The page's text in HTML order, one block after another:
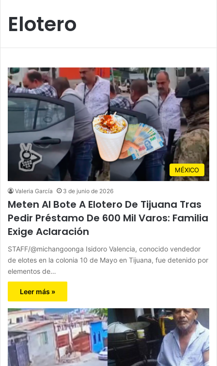
Elotero
MÉXICO
Valeria García 3 de junio de 2026
Meten Al Bote A Elotero De Tijuana Tras
Pedir Préstamo De 600 Mil Varos: Familia
Exige Aclaración
STAFF/@michangoonga Isidoro Valencia, conocido vendedor
de elotes en la colonia 10 de Mayo en Tijuana, fue detenido por
elementos de…
Leer más »